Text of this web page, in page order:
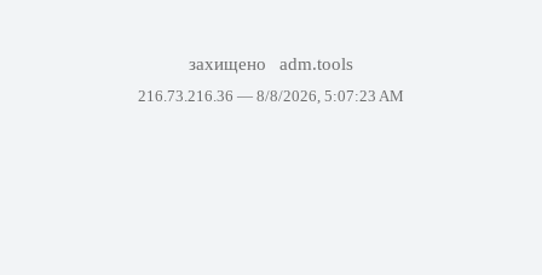
захищено adm.tools
216.73.216.36 — 8/8/2026, 5:07:23 AM